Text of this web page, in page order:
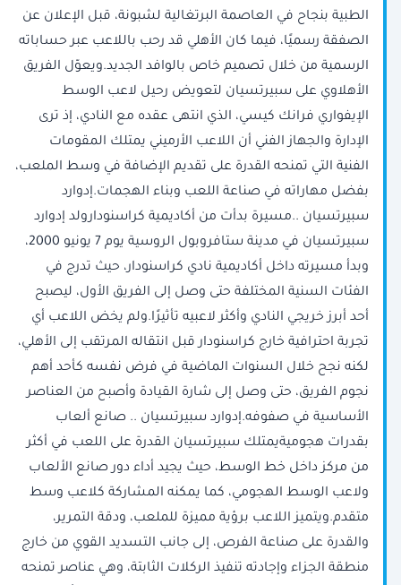
الطبية بنجاح في العاصمة البرتغالية لشبونة، قبل الإعلان عن
الصفقة رسميًا، فيما كان الأهلي قد رحب باللاعب عبر حساباته
الرسمية من خلال تصميم خاص بالوافد الجديد.ويعوّل الفريق
الأهلاوي على سبيرتسيان لتعويض رحيل لاعب الوسط
الإيفواري فرانك كيسي، الذي انتهى عقده مع النادي، إذ ترى
الإدارة والجهاز الفني أن اللاعب الأرميني يمتلك المقومات
الفنية التي تمنحه القدرة على تقديم الإضافة في وسط الملعب،
بفضل مهاراته في صناعة اللعب وبناء الهجمات.إدوارد
سبيرتسيان ..مسيرة بدأت من أكاديمية كراسنودارولد إدوارد
سبيرتسيان في مدينة ستافروبول الروسية يوم 7 يونيو 2000،
وبدأ مسيرته داخل أكاديمية نادي كراسنودار، حيث تدرج في
الفئات السنية المختلفة حتى وصل إلى الفريق الأول، ليصبح
أحد أبرز خريجي النادي وأكثر لاعبيه تأثيرًا.ولم يخض اللاعب أي
تجربة احترافية خارج كراسنودار قبل انتقاله المرتقب إلى الأهلي،
لكنه نجح خلال السنوات الماضية في فرض نفسه كأحد أهم
نجوم الفريق، حتى وصل إلى شارة القيادة وأصبح من العناصر
الأساسية في صفوفه.إدوارد سبيرتسيان .. صانع ألعاب
بقدرات هجوميةيمتلك سبيرتسيان القدرة على اللعب في أكثر
من مركز داخل خط الوسط، حيث يجيد أداء دور صانع الألعاب
ولاعب الوسط الهجومي، كما يمكنه المشاركة كلاعب وسط
متقدم.ويتميز اللاعب برؤية مميزة للملعب، ودقة التمرير،
والقدرة على صناعة الفرص، إلى جانب التسديد القوي من خارج
منطقة الجزاء وإجادته تنفيذ الركلات الثابتة، وهي عناصر تمنحه